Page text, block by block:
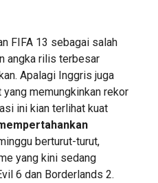
FIFA 13 sebagai salah
angka rilis terbesar
Apalagi Inggris juga
memungkinkan rekor
ini kian terlihat kuat
berturut-turut,
yang kini sedang
6 dan Borderlands 2.